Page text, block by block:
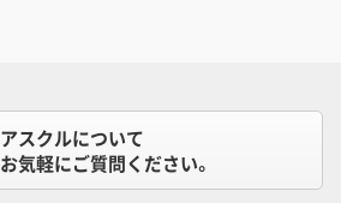
アスクルについて
お気軽にご質問ください。